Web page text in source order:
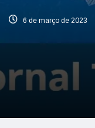
6 de março de 2023